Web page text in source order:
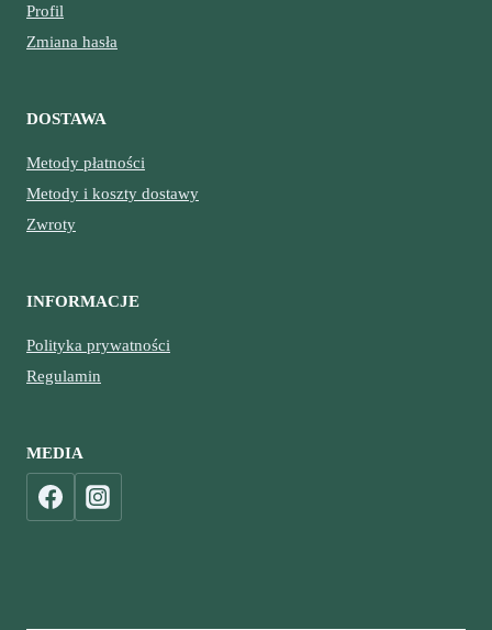
Profil
Zmiana hasła
DOSTAWA
Metody płatności
Metody i koszty dostawy
Zwroty
INFORMACJE
Polityka prywatności
Regulamin
MEDIA